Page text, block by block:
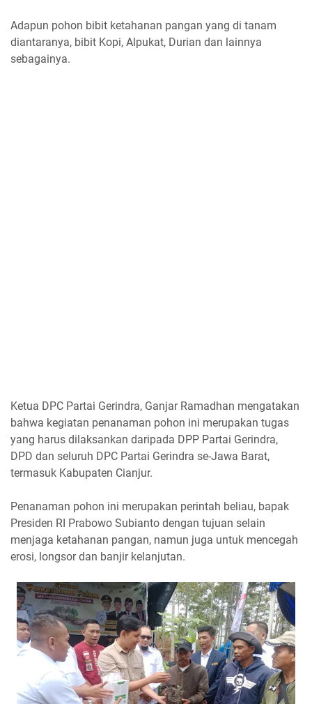
Adapun pohon bibit ketahanan pangan yang di tanam
diantaranya, bibit Kopi, Alpukat, Durian dan lainnya
sebagainya.
Ketua DPC Partai Gerindra, Ganjar Ramadhan mengatakan
bahwa kegiatan penanaman pohon ini merupakan tugas
yang harus dilaksankan daripada DPP Partai Gerindra,
DPD dan seluruh DPC Partai Gerindra se-Jawa Barat,
termasuk Kabupaten Cianjur.
Penanaman pohon ini merupakan perintah beliau, bapak
Presiden RI Prabowo Subianto dengan tujuan selain
menjaga ketahanan pangan, namun juga untuk mencegah
erosi, longsor dan banjir kelanjutan.